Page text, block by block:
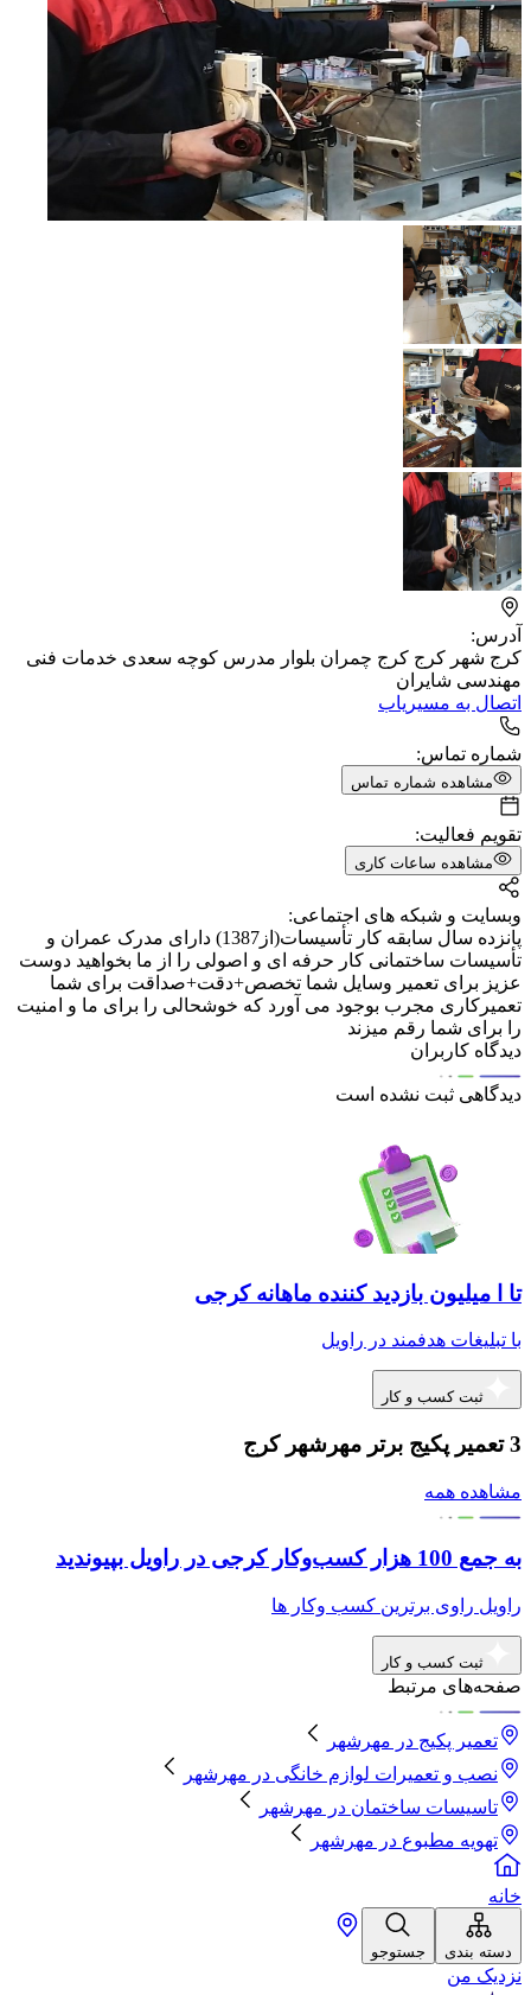
آدرس:
کرج شهر کرج کرج چمران بلوار مدرس کوچه سعدی خدمات فنی
مهندسی شایران
اتصال به مسیریاب
شماره تماس:
مشاهده شماره تماس
تقویم فعالیت:
مشاهده ساعات کاری
وبسایت و شبکه های اجتماعی:
پانزده سال سابقه کار تأسیسات(از1387) دارای مدرک عمران و
تأسیسات ساختمانی کار حرفه ای و اصولی را از ما بخواهید دوست
عزیز برای تعمیر وسایل شما تخصص+دقت+صداقت برای شما
تعمیرکاری مجرب بوجود می آورد که خوشحالی را برای ما و امنيت
را برای شما رقم میزند
دیدگاه کاربران
دیدگاهی ثبت نشده است
تا ا میلیون بازدید کننده ماهانه کرجی
با تبلیغات هدفمند در راویل
ثبت کسب و کار
3 تعمیر پکیج برتر مهرشهر کرج
مشاهده همه
به جمع 100 هزار کسب‌وکار کرجی در راویل بپیوندید
راویل راوی برترین کسب وکار ها
ثبت کسب و کار
صفحه‌های مرتبط
تعمیر پکیج در مهرشهر
نصب و تعمیرات لوازم خانگی در مهرشهر
تاسیسات ساختمان در مهرشهر
تهویه مطبوع در مهرشهر
خانه
دسته بندی جستوجو
نزدیک من